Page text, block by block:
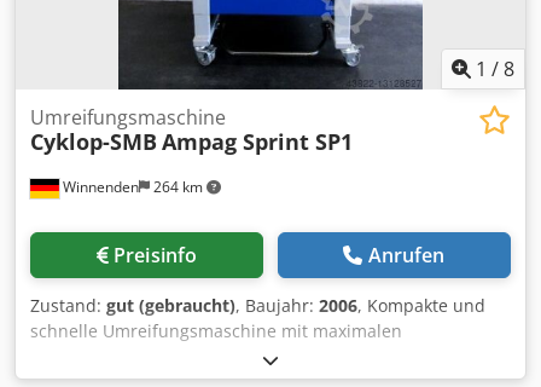
1 /8
Winnenden 264 km
Umreifungsmaschine
Cyklop-SMB Ampag Sprint SP1
Preisinfo Anrufen
Zustand: gut (gebraucht), Baujahr: 2006, Kompakte und
schnelle Umreifungsmaschine mit maximalen
Paketabmessungen von cirka Breite 600 x Höhe 600 mm
eines renommierten deutschen Herstellers, ausgelegt für